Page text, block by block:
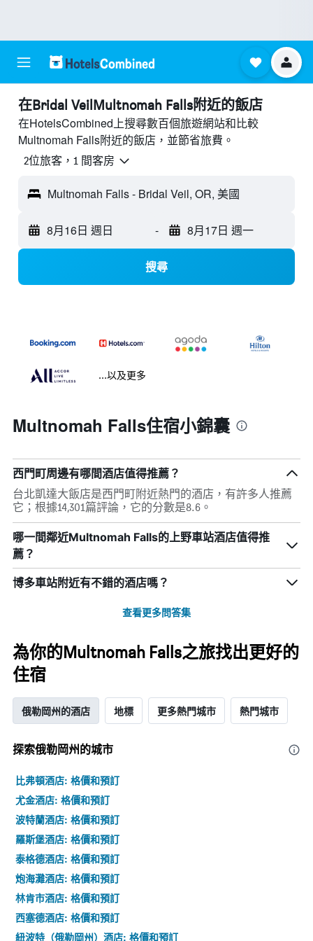
​在Bridal VeilMultnomah Falls附近​的飯店
在HotelsCombined上搜尋數百個旅遊網站和比較
Multnomah Falls附近的飯店，並節省旅費。
2位旅客，1 間客房
Multnomah Falls - Bridal Veil, OR, 美國
8月16日 週日 - 8月17日 週一
搜尋
...以及更多
Multnomah Falls住宿小錦囊
西門町周邊有哪間酒店值得推薦？
台北凱達大飯店是西門町附近熱門的酒店，有許多人推薦
它；根據14,301篇評論，它的分數是8.6。
哪一間鄰近Multnomah Falls的上野車站酒店值得推
薦？
博多車站附近有不錯的酒店嗎？
查看更多問答集
為你的Multnomah Falls之旅找出更好的
住宿
俄勒岡州的酒店 地標 更多熱門城市 熱門城市
探索俄勒岡州​的城市
比弗頓酒店: 格價和預訂
尤金酒店: 格價和預訂
波特蘭酒店: 格價和預訂
羅斯堡酒店: 格價和預訂
泰格德酒店: 格價和預訂
炮海灘酒店: 格價和預訂
林肯市酒店: 格價和預訂
西塞德酒店: 格價和預訂
紐波特（俄勒岡州）酒店: 格價和預訂